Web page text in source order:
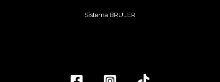
Sistema BRULER